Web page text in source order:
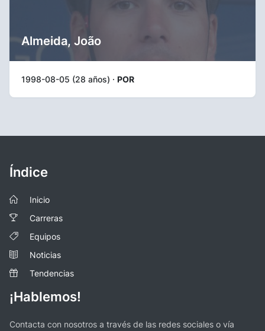
Almeida, João
1998-08-05 (28 años) · POR
Índice
Inicio
Carreras
Equipos
Noticias
Tendencias
¡Hablemos!
Contacta con nosotros a través de las redes sociales o vía